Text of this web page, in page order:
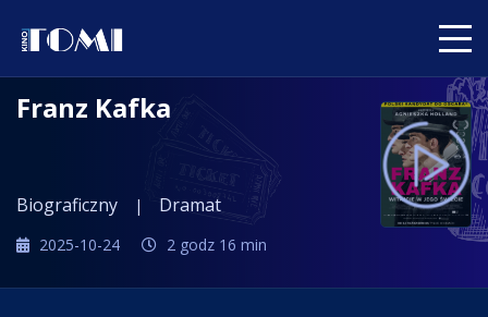
Franz Kafka
Biograficzny Dramat
2025-10-24 2 godz 16 min